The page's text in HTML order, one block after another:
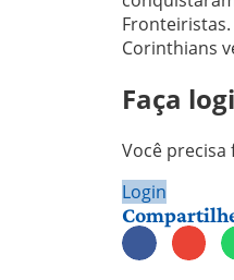
Corinthians
Faça
Você
Login